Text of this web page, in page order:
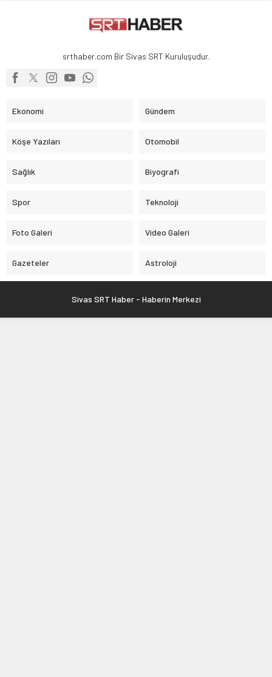
srthaber.com Bir Sivas SRT Kuruluşudur.
Ekonomi Gündem
Köşe Yazıları Otomobil
Sağlık Biyografi
Spor Teknoloji
Foto Galeri Video Galeri
Gazeteler Astroloji
Sivas SRT Haber - Haberin Merkezi